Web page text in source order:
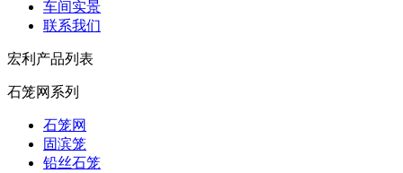
车间实景
联系我们
宏利产品列表
石笼网系列
石笼网
固滨笼
铅丝石笼